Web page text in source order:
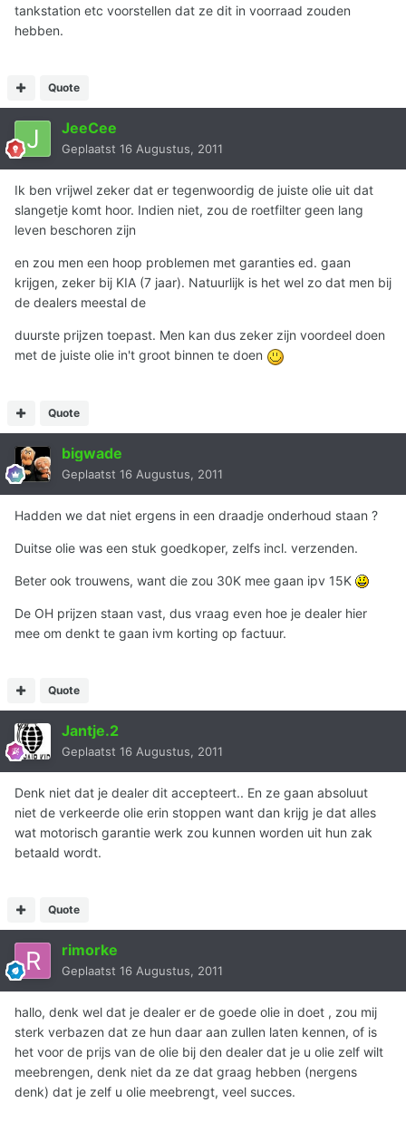
tankstation etc voorstellen dat ze dit in voorraad zouden
hebben.
Quote
JeeCee
Geplaatst 16 Augustus, 2011
Ik ben vrijwel zeker dat er tegenwoordig de juiste olie uit dat
slangetje komt hoor. Indien niet, zou de roetfilter geen lang
leven beschoren zijn
en zou men een hoop problemen met garanties ed. gaan
krijgen, zeker bij KIA (7 jaar). Natuurlijk is het wel zo dat men bij
de dealers meestal de
duurste prijzen toepast. Men kan dus zeker zijn voordeel doen
met de juiste olie in't groot binnen te doen
Quote
bigwade
Geplaatst 16 Augustus, 2011
Hadden we dat niet ergens in een draadje onderhoud staan ?
Duitse olie was een stuk goedkoper, zelfs incl. verzenden.
Beter ook trouwens, want die zou 30K mee gaan ipv 15K
De OH prijzen staan vast, dus vraag even hoe je dealer hier
mee om denkt te gaan ivm korting op factuur.
Quote
Jantje.2
Geplaatst 16 Augustus, 2011
Denk niet dat je dealer dit accepteert.. En ze gaan absoluut
niet de verkeerde olie erin stoppen want dan krijg je dat alles
wat motorisch garantie werk zou kunnen worden uit hun zak
betaald wordt.
Quote
rimorke
Geplaatst 16 Augustus, 2011
hallo, denk wel dat je dealer er de goede olie in doet , zou mij
sterk verbazen dat ze hun daar aan zullen laten kennen, of is
het voor de prijs van de olie bij den dealer dat je u olie zelf wilt
meebrengen, denk niet da ze dat graag hebben (nergens
denk) dat je zelf u olie meebrengt, veel succes.